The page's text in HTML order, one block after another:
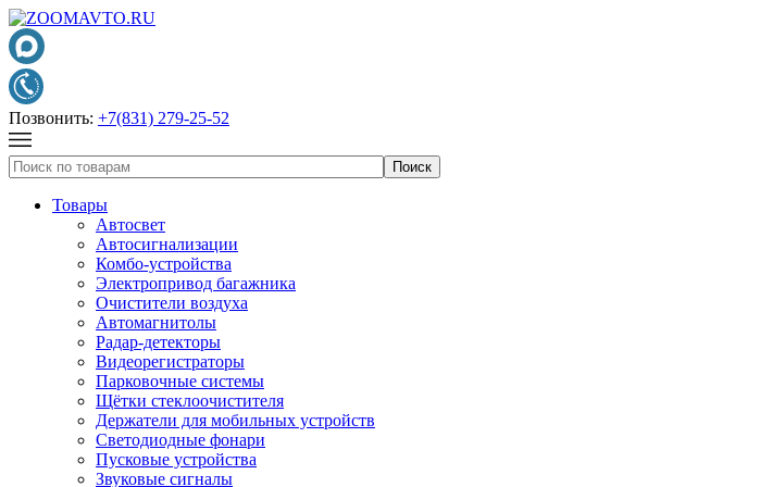
Позвонить: +7(831) 279-25-52
Товары
Автосвет
Автосигнализации
Комбо-устройства
Электропривод багажника
Очистители воздуха
Автомагнитолы
Радар-детекторы
Видеорегистраторы
Парковочные системы
Щётки стеклоочистителя
Держатели для мобильных устройств
Светодиодные фонари
Пусковые устройства
Звуковые сигналы